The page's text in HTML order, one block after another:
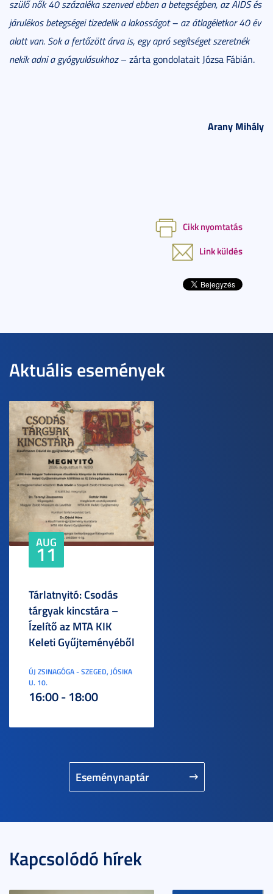
szülő nők 40 százaléka szenved ebben a betegségben, az AIDS és
járulékos betegségei tizedelik a lakosságot – az átlagéletkor 40 év
alatt van. Sok a fertőzött árva is, egy apró segítséget szeretnék
nekik adni a gyógyulásukhoz– zárta gondolatait Józsa Fábián.
Arany Mihály
Cikk nyomtatás
Link küldés
Aktuális események
Eseménynaptár
AUG
11
Tárlatnyitó: Csodás
tárgyak kincstára –
Ízelítő az MTA KIK
Keleti Gyűjteményéből
ÚJ ZSINAGÓGA - SZEGED, JÓSIKA
U. 10.
16:00 - 18:00
Kapcsolódó hírek